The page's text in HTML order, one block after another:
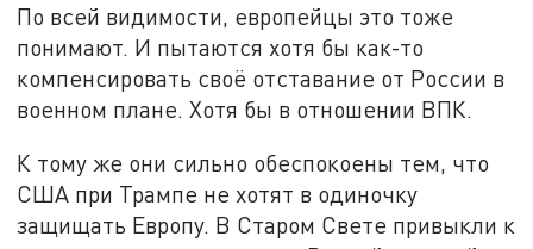
По всей видимости, европейцы это тоже
понимают. И пытаются хотя бы как-то
компенсировать своё отставание от России в
военном плане. Хотя бы в отношении ВПК.
К тому же они сильно обеспокоены тем, что
США при Трампе не хотят в одиночку
защищать Европу. В Старом Свете привыкли к